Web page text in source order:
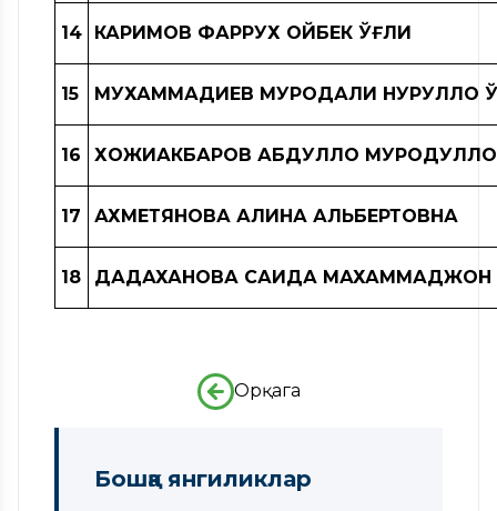
14 КАРИМОВ ФАРРУХ ОЙБЕК ЎҒЛИ
15 МУХАММАДИЕВ МУРОДАЛИ НУРУЛЛО
16 ХОЖИАКБАРОВ АБДУЛЛО МУРОДУЛЛО
17 АХМЕТЯНОВА АЛИНА АЛЬБЕРТОВНА
18 ДАДАХАНОВА САИДА МАХАММАДЖОН
Орқага
Бошқа янгиликлар